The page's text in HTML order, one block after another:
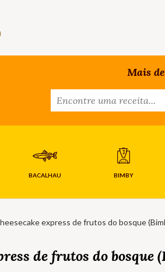
Mais
BACALHAU BIMBY
express de frutos do bosque
de frutos do bosque